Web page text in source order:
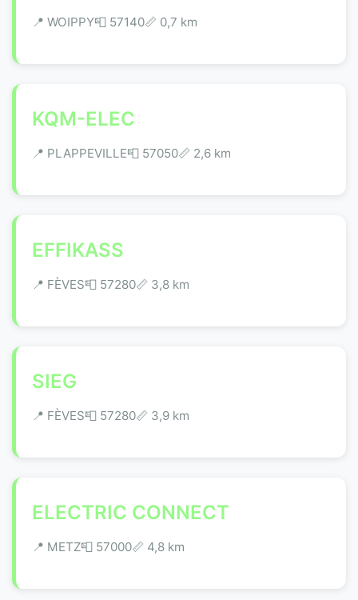
📍 WOIPPY📮 57140📏 0,7 km
KQM-ELEC
📍 PLAPPEVILLE📮 57050📏 2,6 km
EFFIKASS
📍 FÈVES📮 57280📏 3,8 km
SIEG
📍 FÈVES📮 57280📏 3,9 km
ELECTRIC CONNECT
📍 METZ📮 57000📏 4,8 km